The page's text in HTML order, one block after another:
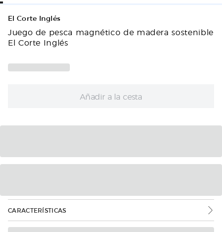
El Corte Inglés
Juego de pesca magnético de madera sostenible
El Corte Inglés
Añadir a la cesta
CARACTERÍSTICAS